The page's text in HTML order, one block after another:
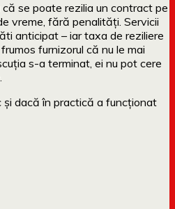
se poate rezilia un contract pe
vreme, fără penalităţi. Servicii
anticipat – iar taxa de reziliere
furnizorul că nu le mai
s-a terminat, ei nu pot cere
şi dacă în practică a funcţionat